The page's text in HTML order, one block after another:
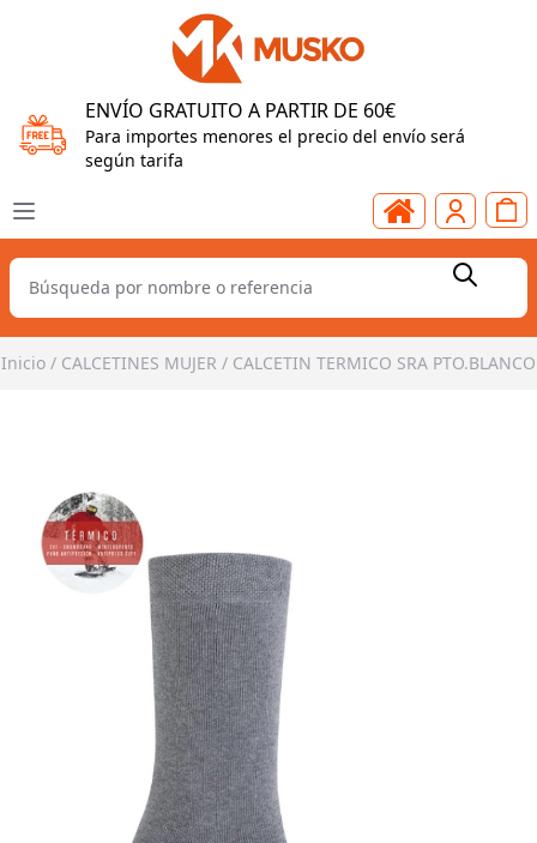
ENVÍO GRATUITO A PARTIR DE 60€
Para importes menores el precio del envío será
según tarifa
Inicio / CALCETINES MUJER / CALCETIN TERMICO SRA PTO.BLANCO